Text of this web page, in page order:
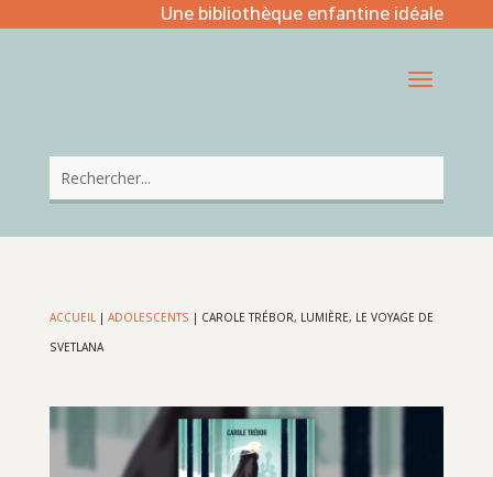
Une bibliothèque enfantine idéale
ACCUEIL| ADOLESCENTS | CAROLE TRÉBOR, LUMIÈRE, LE VOYAGE DE
SVETLANA